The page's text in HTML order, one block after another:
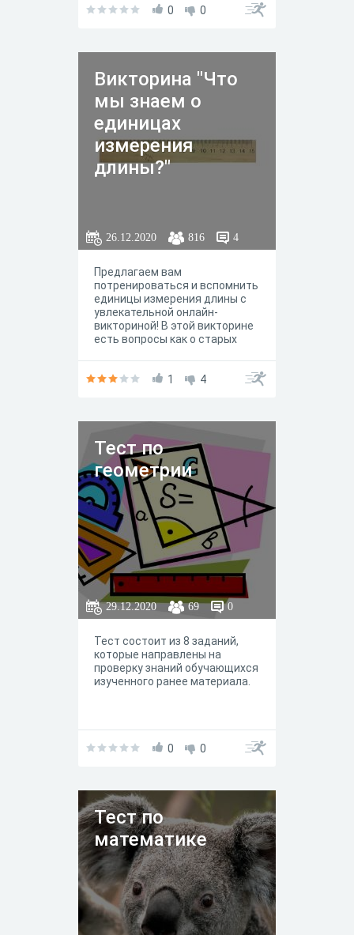
0 0
Викторина "Что
мы знаем о
единицах
измерения
длины?"
26.12.2020 816 4
Предлагаем вам
потренироваться и вспомнить
единицы измерения длины с
увлекательной онлайн-
викториной! В этой викторине
есть вопросы как о старых
ответить на вопросы
1 4
Тест по
геометрии
29.12.2020 69 0
Тест состоит из 8 заданий,
которые направлены на
проверку знаний обучающихся
изученного ранее материала.
0 0
Тест по
математике